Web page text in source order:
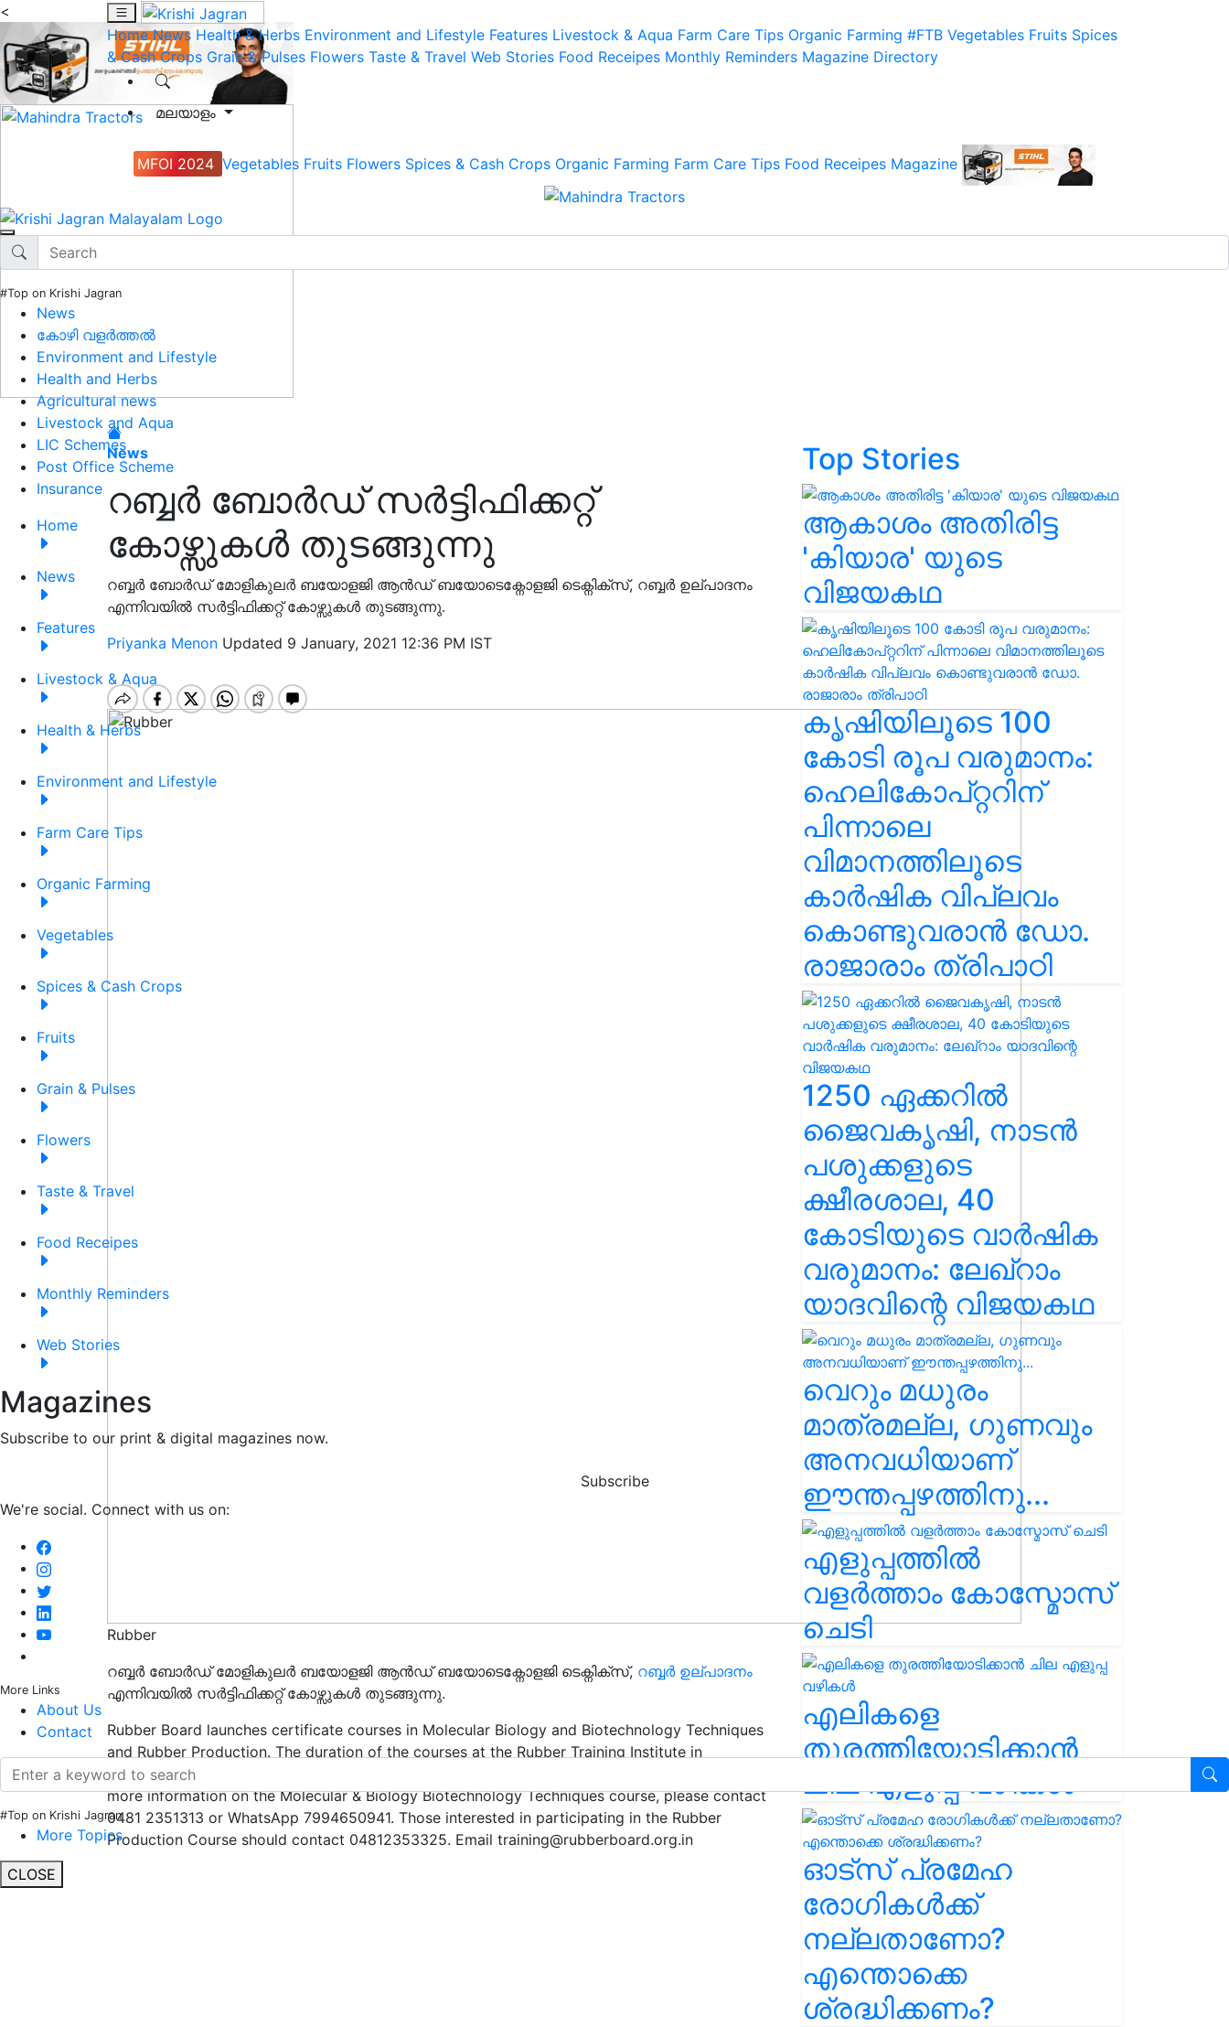
<
Home News Health & Herbs Environment and Lifestyle Features Livestock & Aqua Farm Care Tips Organic Farming #FTB Vegetables Fruits Spices
& Cash Crops Grain & Pulses Flowers Taste & Travel Web Stories Food Receipes Monthly Reminders Magazine Directory
മലയാളം
MFOI 2024 Vegetables Fruits Flowers Spices & Cash Crops Organic Farming Farm Care Tips Food Receipes Magazine
#Top on Krishi Jagran
News
കോഴി വളർത്തൽ
Environment and Lifestyle
Health and Herbs
Agricultural news
Livestock and Aqua
LIC Schemes
Post Office Scheme
Insurance
Home
News
Features
Livestock & Aqua
Health & Herbs
Environment and Lifestyle
Farm Care Tips
Organic Farming
Vegetables
Spices & Cash Crops
Fruits
Grain & Pulses
Flowers
Taste & Travel
Food Receipes
Monthly Reminders
Web Stories
Magazines
Subscribe to our print & digital magazines now.
Subscribe
We're social. Connect with us on:
More Links
About Us
Contact
#Top on Krishi Jagran
More Topics
CLOSE
News
റബ്ബർ ബോർഡ് സർട്ടിഫിക്കറ്റ്
കോഴ്സുകൾ തുടങ്ങുന്നു
റബ്ബർ ബോർഡ് മോളികുലർ ബയോളജി ആൻഡ് ബയോടെക്നോളജി ടെക്നിക്സ്, റബ്ബർ ഉല്പാദനം
എന്നിവയിൽ സർട്ടിഫിക്കറ്റ് കോഴ്സുകൾ തുടങ്ങുന്നു.
Priyanka Menon Updated 9 January, 2021 12:36 PM IST
Rubber
റബ്ബർ ബോർഡ് മോളികുലർ ബയോളജി ആൻഡ് ബയോടെക്നോളജി ടെക്നിക്സ്, റബ്ബർ ഉല്പാദനം
എന്നിവയിൽ സർട്ടിഫിക്കറ്റ് കോഴ്സുകൾ തുടങ്ങുന്നു.
Rubber Board launches certificate courses in Molecular Biology and Biotechnology Techniques
and Rubber Production. The duration of the courses at the Rubber Training Institute in
Kottayam, which starts on the 20th of this month, is three months. Course Fee Rs 21,000 For
more information on the Molecular & Biology Biotechnology Techniques course, please contact
0481 2351313 or WhatsApp 7994650941. Those interested in participating in the Rubber
Production Course should contact 04812353325. Email training@rubberboard.org.in
Top Stories
ആകാശം അതിരിട്ട
'കിയാര' യുടെ
വിജയകഥ
കൃഷിയിലൂടെ 100
കോടി രൂപ വരുമാനം:
ഹെലികോപ്റ്ററിന്
പിന്നാലെ
വിമാനത്തിലൂടെ
കാർഷിക വിപ്ലവം
കൊണ്ടുവരാൻ ഡോ.
രാജാരാം ത്രിപാഠി
1250 ഏക്കറിൽ
ജൈവകൃഷി, നാടൻ
പശുക്കളുടെ
ക്ഷീരശാല, 40
കോടിയുടെ വാർഷിക
വരുമാനം: ലേഖ്‌റാം
യാദവിന്റെ വിജയകഥ
വെറും മധുരം
മാത്രമല്ല, ഗുണവും
അനവധിയാണ്
ഈന്തപ്പഴത്തിനു...
എളുപ്പത്തിൽ
വളർത്താം കോസ്മോസ്
ചെടി
എലികളെ
തുരത്തിയോടിക്കാൻ
ചില എളുപ്പ വഴികൾ
ഓട്സ് പ്രമേഹ
രോഗികൾക്ക്
നല്ലതാണോ?
എന്തൊക്കെ
ശ്രദ്ധിക്കണം?